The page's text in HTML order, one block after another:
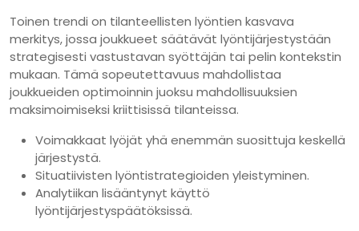
Toinen trendi on tilanteellisten lyöntien kasvava
merkitys, jossa joukkueet säätävät lyöntijärjestystään
strategisesti vastustavan syöttäjän tai pelin kontekstin
mukaan. Tämä sopeutettavuus mahdollistaa
joukkueiden optimoinnin juoksu mahdollisuuksien
maksimoimiseksi kriittisissä tilanteissa.
Voimakkaat lyöjät yhä enemmän suosittuja keskellä
järjestystä.
Situatiivisten lyöntistrategioiden yleistyminen.
Analytiikan lisääntynyt käyttö
lyöntijärjestyspäätöksissä.